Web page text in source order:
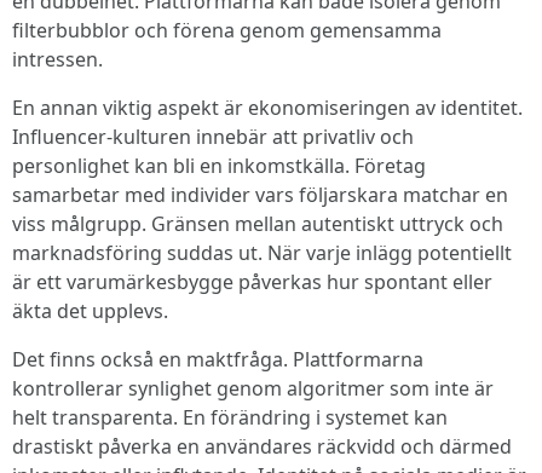
filterbubblor och förena genom gemensamma
intressen.
En annan viktig aspekt är ekonomiseringen av identitet.
Influencer-kulturen innebär att privatliv och
personlighet kan bli en inkomstkälla. Företag
samarbetar med individer vars följarskara matchar en
viss målgrupp. Gränsen mellan autentiskt uttryck och
marknadsföring suddas ut. När varje inlägg potentiellt
är ett varumärkesbygge påverkas hur spontant eller
äkta det upplevs.
Det finns också en maktfråga. Plattformarna
kontrollerar synlighet genom algoritmer som inte är
helt transparenta. En förändring i systemet kan
drastiskt påverka en användares räckvidd och därmed